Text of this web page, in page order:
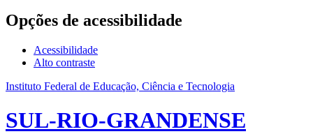
Acesso à informação
Opções de acessibilidade
Acessibilidade
Alto contraste
Instituto Federal de Educação, Ciência e Tecnologia
SUL-RIO-GRANDENSE